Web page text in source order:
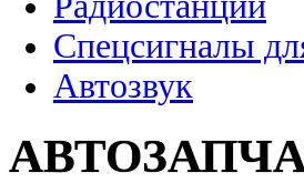
Спецсигналы
Автозвук